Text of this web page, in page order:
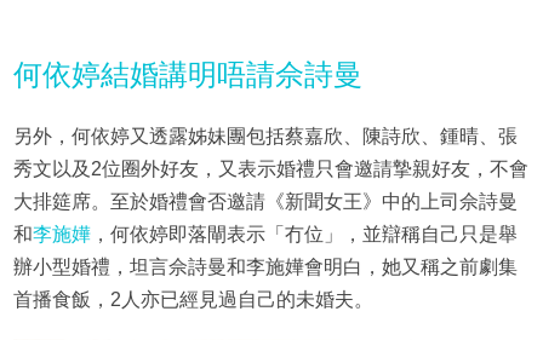
何依婷結婚講明唔請佘詩曼
另外，何依婷又透露姊妹團包括蔡嘉欣、陳詩欣、鍾晴、張
秀文以及2位圈外好友，又表示婚禮只會邀請摯親好友，不會
大排筵席。至於婚禮會否邀請《新聞女王》中的上司佘詩曼
和李施嬅，何依婷即落閘表示「冇位」，並辯稱自己只是舉
辦小型婚禮，坦言佘詩曼和李施嬅會明白，她又稱之前劇集
首播食飯，2人亦已經見過自己的未婚夫。